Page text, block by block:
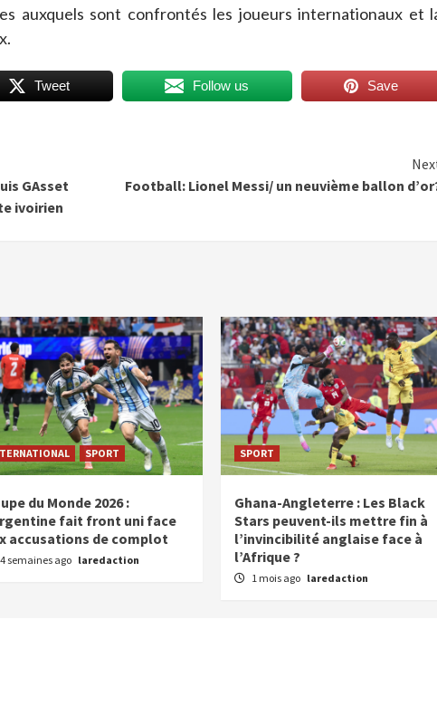
auxquels sont confrontés les joueurs internationaux et
Tweet Follow us Save
GAsset
ivoirien
Football: Lionel Messi/ un neuvième ballon
SPORT
du Monde 2026 :
fait front uni face
accusations de complot
4 semaines ago laredaction
SPORT
Ghana-Angleterre : Les Black
Stars peuvent-ils mettre fin à
l’invincibilité anglaise face à
l’Afrique ?
1 mois ago laredaction